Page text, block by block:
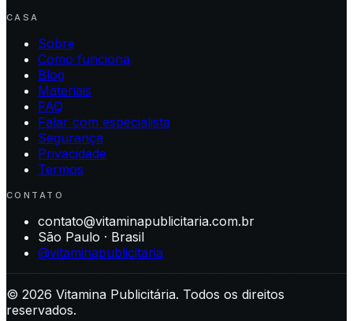
CASA
Sobre
Como funciona
Blog
Materiais
FAQ
Falar com especialista
Segurança
Privacidade
Termos
CONTATO
contato@vitaminapublicitaria.com.br
São Paulo · Brasil
@vitaminapublicitaria
© 2026 Vitamina Publicitária. Todos os direitos
reservados.